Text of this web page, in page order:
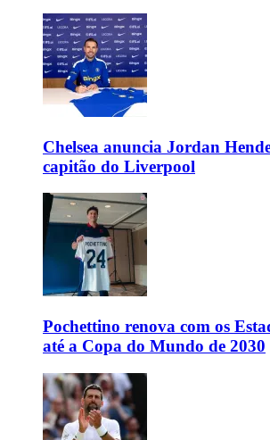
Chelsea anuncia Jordan
capitão do Liverpool
Pochettino renova com os
até a Copa do Mundo de 2030